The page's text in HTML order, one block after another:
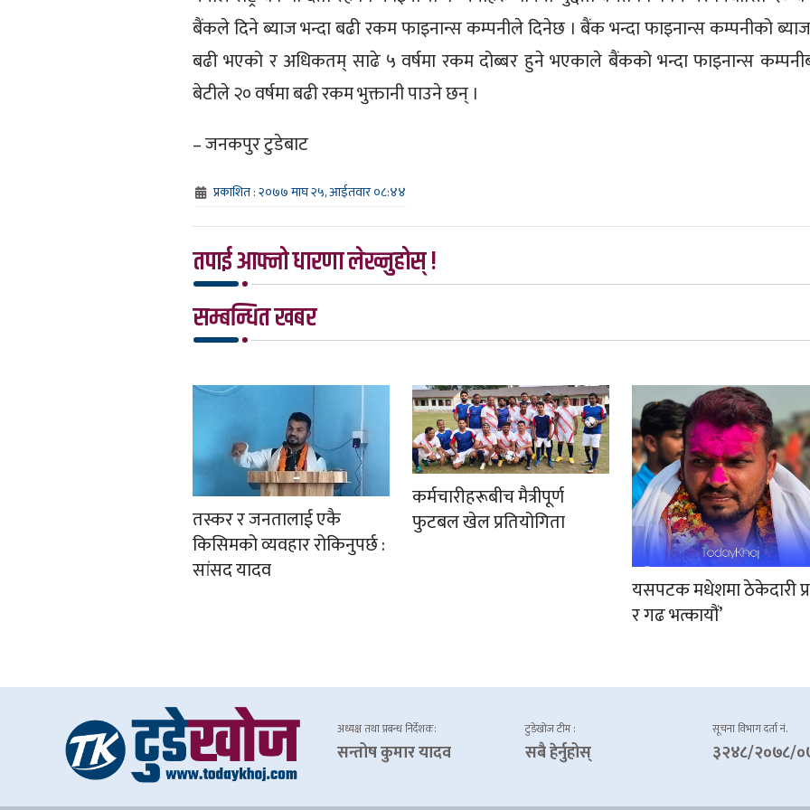
बैंकले दिने ब्याज भन्दा बढी रकम फाइनान्स कम्पनीले दिनेछ । बैंक भन्दा फाइनान्स कम्पनीको
बढी भएको र अधिकतम् साढे ५ वर्षमा रकम दोब्बर हुने भएकाले बैंकको भन्दा फाइनान्स
बेटीले २० वर्षमा बढी रकम भुक्तानी पाउने छन् ।
– जनकपुर टुडेबाट
प्रकाशित : २०७७ माघ २५, आईतवार ०८:४४
तपाई आफ्नो धारणा लेख्नुहोस् !
सम्बन्धित खबर
तस्कर र जनतालाई एकै
किसिमको व्यवहार रोकिनुपर्छ :
सांसद यादव
कर्मचारीहरूबीच मैत्रीपूर्ण
फुटबल खेल प्रतियोगिता
यसपटक मधेशमा ठेकेदारी
र गढ भत्कायौं’
अध्यक्ष तथा प्रबन्ध निर्देशक:
सन्तोष कुमार यादव
टुडेखोज टीम :
सबै हेर्नुहोस्
सूचना विभाग दर्ता नं.
३२४८/२०७८/